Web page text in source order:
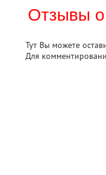
Отзывы о
Тут Вы можете
Для